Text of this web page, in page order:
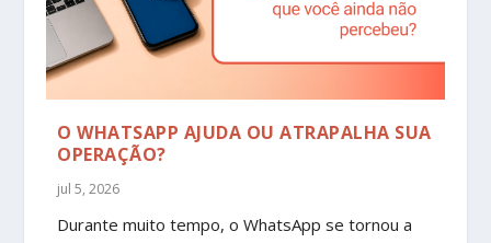
O WHATSAPP AJUDA OU ATRAPALHA SUA
OPERAÇÃO?
jul 5, 2026
Durante muito tempo, o WhatsApp se tornou a